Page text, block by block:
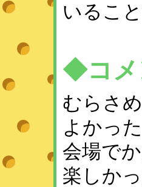
いるこ
◆コメ
むらさ
よかっ
会場で
楽しか